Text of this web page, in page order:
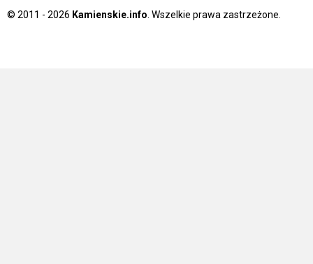
© 2011 - 2026 Kamienskie.info. Wszelkie prawa zastrzeżone.